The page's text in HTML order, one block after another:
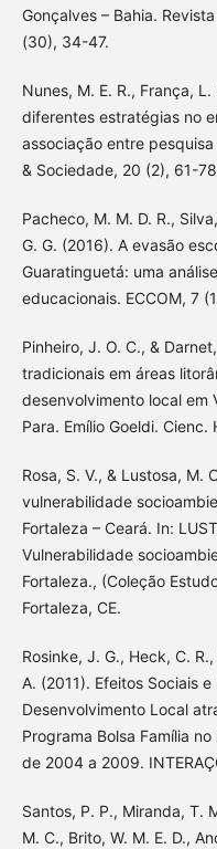
Gonçalves – Bahia.
(30), 34-47.
Nunes, M. E. R., França,
diferentes estratégias no
associação entre
& Sociedade, 20 (2), 61-
Pacheco, M. M. D. R.,
G. G. (2016). A evasão
Guaratinguetá: uma
educacionais. ECCOM, 7
Pinheiro, J. O. C., &
tradicionais em áreas
desenvolvimento local em
Para. Emílio Goeldi.
Rosa, S. V., & Lustosa,
vulnerabilidade
Fortaleza – Ceará. In:
Vulnerabilidade
Fortaleza., (Coleção
Fortaleza, CE.
Rosinke, J. G., Heck, C.
A. (2011). Efeitos Sociais
Desenvolvimento Local
Programa Bolsa Família
de 2004 a 2009.
Santos, P. P., Miranda, T.
M. C., Brito, W. M. E. D.,